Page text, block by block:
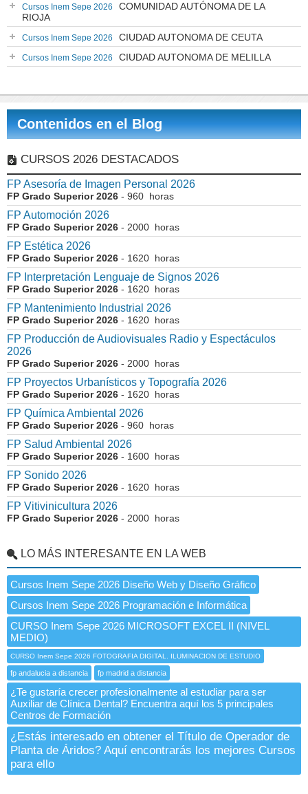
Cursos Inem Sepe 2026
COMUNIDAD AUTÓNOMA DE LA
RIOJA
Cursos Inem Sepe 2026 CIUDAD AUTONOMA DE CEUTA
Cursos Inem Sepe 2026 CIUDAD AUTONOMA DE MELILLA
Contenidos en el Blog
CURSOS 2026 DESTACADOS
FP Asesoría de Imagen Personal 2026
FP Grado Superior 2026 - 960 horas
FP Automoción 2026
FP Grado Superior 2026 - 2000 horas
FP Estética 2026
FP Grado Superior 2026 - 1620 horas
FP Interpretación Lenguaje de Signos 2026
FP Grado Superior 2026 - 1620 horas
FP Mantenimiento Industrial 2026
FP Grado Superior 2026 - 1620 horas
FP Producción de Audiovisuales Radio y Espectáculos
2026
FP Grado Superior 2026 - 2000 horas
FP Proyectos Urbanísticos y Topografía 2026
FP Grado Superior 2026 - 1620 horas
FP Química Ambiental 2026
FP Grado Superior 2026 - 960 horas
FP Salud Ambiental 2026
FP Grado Superior 2026 - 1600 horas
FP Sonido 2026
FP Grado Superior 2026 - 1620 horas
FP Vitivinicultura 2026
FP Grado Superior 2026 - 2000 horas
LO MÁS INTERESANTE EN LA WEB
Cursos Inem Sepe 2026 Diseño Web y Diseño Gráfico
Cursos Inem Sepe 2026 Programación e Informática
CURSO Inem Sepe 2026 MICROSOFT EXCEL II (NIVEL
MEDIO)
CURSO Inem Sepe 2026 FOTOGRAFIA DIGITAL. ILUMINACION DE ESTUDIO
fp andalucia a distancia fp madrid a distancia
¿Te gustaría crecer profesionalmente al estudiar para ser
Auxiliar de Clínica Dental? Encuentra aquí los 5 principales
Centros de Formación
¿Estás interesado en obtener el Título de Operador de
Planta de Áridos? Aquí encontrarás los mejores Cursos
para ello